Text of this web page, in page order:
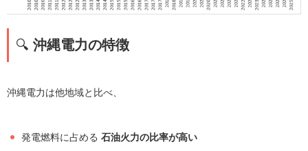
🔍 沖縄電力の特徴
沖縄電力は他地域と比べ、
発電燃料に占める 石油火力の比率が高い